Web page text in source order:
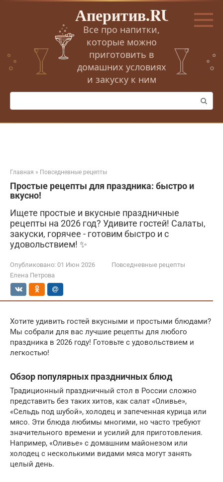
Перейти
Аперитив.RU
Все про напитки,
которые можно
приготовить в
домашних условиях
и закуску к ним
Поиск:
Главная » Повседневные рецепты
Простые рецепты для праздника: быстро и
вкусно!
Ищете простые и вкусные праздничные
рецепты на 2026 год? Удивите гостей! Салаты,
закуски, горячее - готовим быстро и с
удовольствием! ✨
Опубликовано: 01 Июн 2026
Повседневные рецепты
Елена Петрова
Хотите удивить гостей вкусными и простыми блюдами?
Мы собрали для вас лучшие рецепты для любого
праздника в 2026 году! Готовьте с удовольствием и
легкостью!
Обзор популярных праздничных блюд
Традиционный праздничный стол в России сложно
представить без таких хитов, как салат «Оливье»,
«Сельдь под шубой», холодец и запеченная курица или
мясо. Эти блюда любимы многими, но часто требуют
значительного времени и усилий для приготовления.
Например, «Оливье» с домашним майонезом или
холодец с несколькими видами мяса могут занять
целый день.